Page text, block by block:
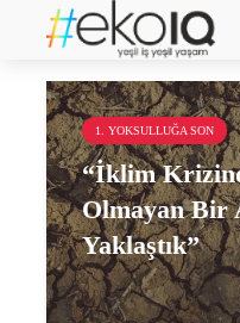
EGİAD
1. YOKSULLUĞA SON
“İklim
Olmayan Bir
Yaklaştık”